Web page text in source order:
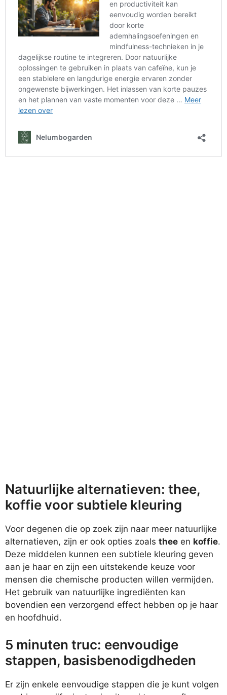
Natuurlijke alternatieven: thee,
koffie voor subtiele kleuring
Voor degenen die op zoek zijn naar meer natuurlijke
alternatieven, zijn er ook opties zoals thee en koffie.
Deze middelen kunnen een subtiele kleuring geven
aan je haar en zijn een uitstekende keuze voor
mensen die chemische producten willen vermijden.
Het gebruik van natuurlijke ingrediënten kan
bovendien een verzorgend effect hebben op je haar
en hoofdhuid.
5 minuten truc: eenvoudige
stappen, basisbenodigdheden
Er zijn enkele eenvoudige stappen die je kunt volgen